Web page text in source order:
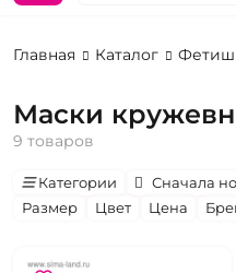
Главная Каталог Фетиш
Маски
9 товаров
Категории Сначала
Размер
Цвет Цена